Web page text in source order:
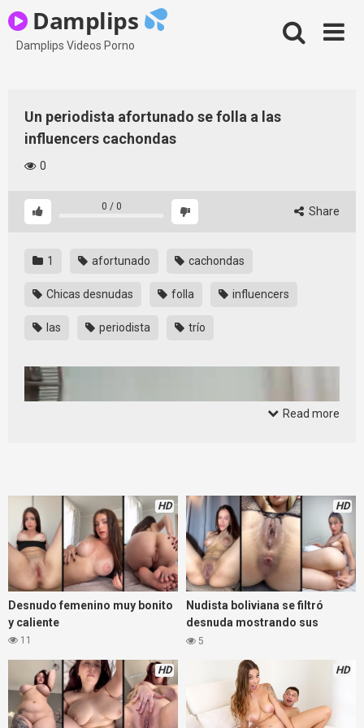
to
content
Damplips
Damplips Videos Porno
Un periodista afortunado se folla a las
influencers cachondas
0
0 / 0 Share
1 afortunado cachondas
Chicas desnudas folla influencers
las periodista trío
Read more
HD
Desnudo femenino muy bonito
y caliente
11
HD
Nudista boliviana se filtró
desnuda mostrando sus
curvas
5
HD HD